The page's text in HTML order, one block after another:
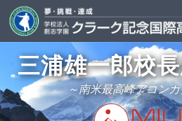
三浦雄一郎校
～南米最高峰アコン